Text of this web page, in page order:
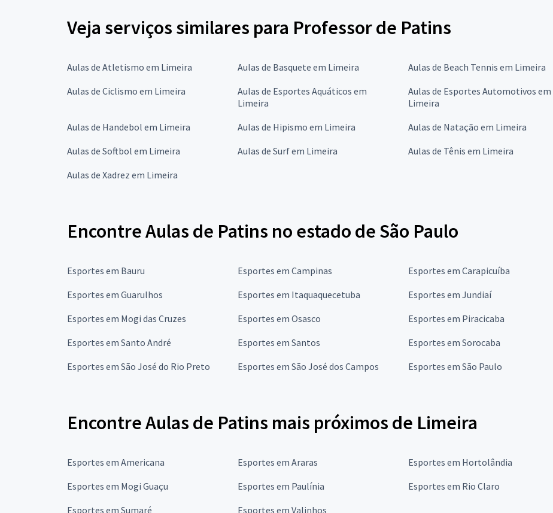
Veja serviços similares para Professor de Patins
Aulas de Atletismo em Limeira Aulas de Basquete em Limeira Aulas de Beach Tennis em Limeira
Aulas de Ciclismo em Limeira
Aulas de Esportes Aquáticos em
Limeira
Aulas de Esportes Automotivos em
Limeira
Aulas de Handebol em Limeira Aulas de Hipismo em Limeira Aulas de Natação em Limeira
Aulas de Softbol em Limeira
Aulas de Surf em Limeira Aulas de Tênis em Limeira
Aulas de Xadrez em Limeira
Encontre Aulas de Patins no estado de São Paulo
Esportes em Bauru Esportes em Campinas Esportes em Carapicuíba
Esportes em Guarulhos
Esportes em Itaquaquecetuba Esportes em Jundiaí
Esportes em Mogi das Cruzes
Esportes em Osasco Esportes em Piracicaba
Esportes em Santo André
Esportes em Santos Esportes em Sorocaba
Esportes em São José do Rio Preto
Esportes em São José dos Campos Esportes em São Paulo
Encontre Aulas de Patins mais próximos de Limeira
Esportes em Americana Esportes em Araras Esportes em Hortolândia
Esportes em Mogi Guaçu
Esportes em Paulínia Esportes em Rio Claro
Esportes em Sumaré
Esportes em Valinhos